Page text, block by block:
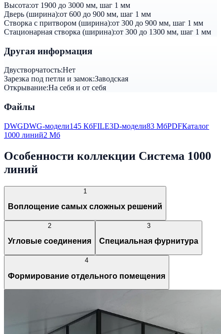
Высота:от 1900 до 3000 мм, шаг 1 мм
Дверь (ширина):от 600 до 900 мм, шаг 1 мм
Створка с притвором (ширина):от 300 до 900 мм, шаг 1 мм
Стационарная створка (ширина):от 300 до 1300 мм, шаг 1 мм
Другая информация
Двустворчатость:Нет
Зарезка под петли и замок:Заводская
Открывание:На себя и от себя
Файлы
DWGDWG-модели145 КбFILE3D-модели83 МбPDFКаталог
1000 линий2 Мб
Особенности коллекции Система 1000
линий
1
Воплощение самых сложных решений
2
Угловые соединения
3
Специальная фурнитура
4
Формирование отдельного помещения